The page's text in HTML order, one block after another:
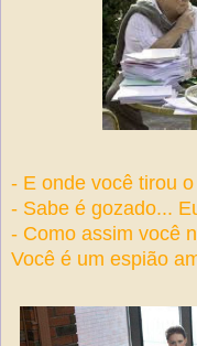
- E onde você tirou
- Sabe é gozado...
- Como assim você
Você é um espião